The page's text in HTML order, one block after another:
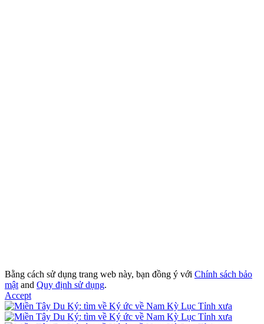
Bằng cách sử dụng trang web này, bạn đồng ý với Chính sách bảo
mật and Quy định sử dụng.
Accept